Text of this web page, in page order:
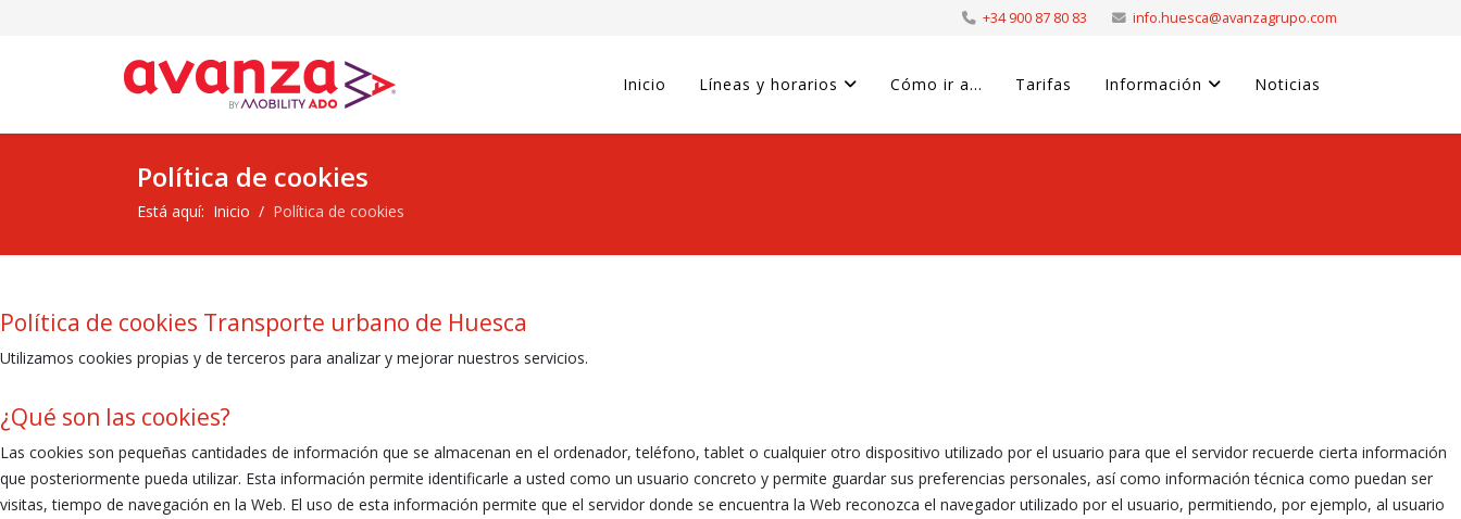
+34 900 87 80 83 info.huesca@avanzagrupo.com
Inicio Líneas y horarios Cómo ir a... Tarifas Información Noticias
Política de cookies
Está aquí: Inicio Política de cookies
Política de cookies Transporte urbano de Huesca
Utilizamos cookies propias y de terceros para analizar y mejorar nuestros servicios.
¿Qué son las cookies?
Las cookies son pequeñas cantidades de información que se almacenan en el ordenador, teléfono, tablet o cualquier otro dispositivo utilizado por el usuario para que el servidor recuerde cierta información
que posteriormente pueda utilizar. Esta información permite identificarle a usted como un usuario concreto y permite guardar sus preferencias personales, así como información técnica como puedan ser
visitas, tiempo de navegación en la Web. El uso de esta información permite que el servidor donde se encuentra la Web reconozca el navegador utilizado por el usuario, permitiendo, por ejemplo, al usuario